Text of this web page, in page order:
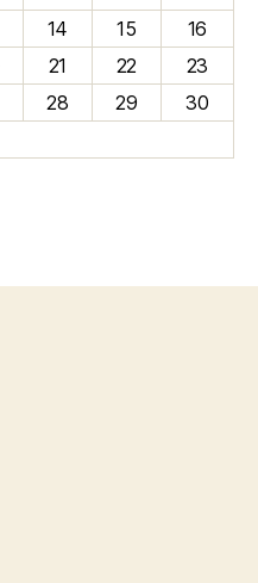
14 15
16
21 22
23
28 29
30